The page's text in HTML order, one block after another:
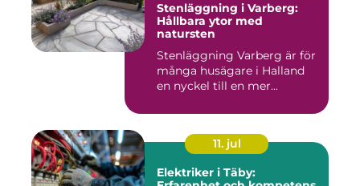
Stenläggning i Varberg:
Hållbara ytor med
natursten
Stenläggning Varberg är för
många husägare i Halland
en nyckel till en mer...
11. jul
Elektriker i Täby: